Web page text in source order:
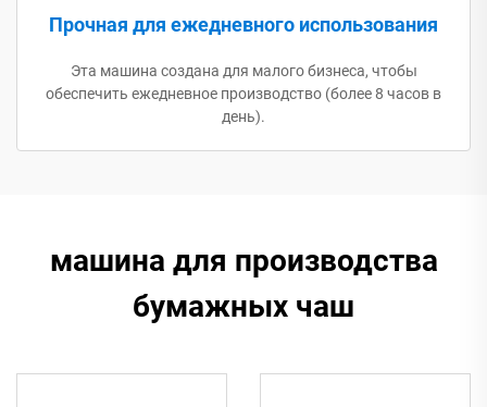
Прочная для ежедневного использования
Эта машина создана для малого бизнеса, чтобы
обеспечить ежедневное производство (более 8 часов в
день).
машина для производства
бумажных чаш